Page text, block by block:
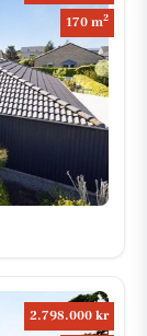
170 m2
2.798.000 kr